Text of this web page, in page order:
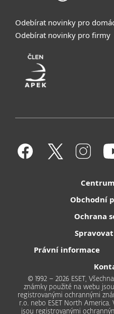
Odebírat novinky pro
Odebírat novinky pro firmy
Obchodní
Ochrana
Právní informace
© 1992 – 2026 ESET,
známky použité na webu
registrovanými ochrannými
r.o. nebo ESET North
jsou registrovanými